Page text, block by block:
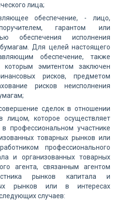
лица;
обеспечение, - лицо,
гарантом или
обеспечения исполнения
Для целей настоящего
обеспечение, также
которым эмитентом заключен
рисков, предметом
рисков неисполнения
сделок в отношении
лицом, которое осуществляет
профессиональном участнике
товарных рынков или
профессионального
и организованных товарных
агента, связанным агентом
рынков капитала и
рынков или в интересах
случаев: